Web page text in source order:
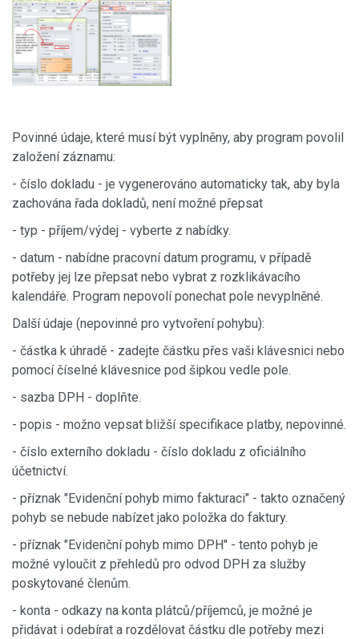
Povinné údaje, které musí být vyplněny, aby program povolil
založení záznamu:
- číslo dokladu - je vygenerováno automaticky tak, aby byla
zachována řada dokladů, není možné přepsat
- typ - příjem/výdej - vyberte z nabídky.
- datum - nabídne pracovní datum programu, v případě
potřeby jej lze přepsat nebo vybrat z rozklikávacího
kalendáře. Program nepovolí ponechat pole nevyplněné.
Další údaje (nepovinné pro vytvoření pohybu):
- částka k úhradě - zadejte částku přes vaši klávesnici nebo
pomocí číselné klávesnice pod šipkou vedle pole.
- sazba DPH - doplňte.
- popis - možno vepsat bližší specifikace platby, nepovinné.
- číslo externího dokladu - číslo dokladu z oficiálního
účetnictví.
- příznak "Evidenční pohyb mimo fakturaci" - takto označený
pohyb se nebude nabízet jako položka do faktury.
- příznak "Evidenční pohyb mimo DPH" - tento pohyb je
možné vyloučit z přehledů pro odvod DPH za služby
poskytované členům.
- konta - odkazy na konta plátců/příjemců, je možné je
přidávat i odebírat a rozdělovat částku dle potřeby mezi